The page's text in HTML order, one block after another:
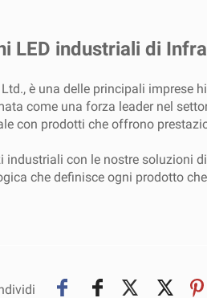
LED industriali di
è una delle principali imprese
come una forza leader nel
con prodotti che offrono
con le nostre
che definisce ogni prodotto